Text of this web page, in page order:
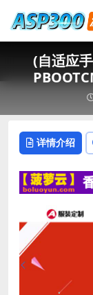
(自适应
详情介绍